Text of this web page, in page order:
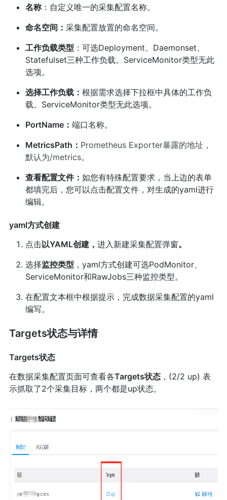
名称：自定义唯一的采集配置名称。
命名空间： 采集配置放置的命名空间。
工作负载类型 ：可选Deployment、Daemonset、
Statefulset三种工作负载。ServiceMonitor类型无此
选项。
选择工作负载： 根据需求选择下拉框中具体的工作负
载。ServiceMonitor类型无此选项。
PortName： 端口名称。
MetricsPath： Prometheus Exporter暴露的地址，
默认为/metrics。
查看配置文件： 如您有特殊配置要求，当上边的表单
都填完后，您可以点击配置文件，对生成的yaml进行
编辑。
yaml方式创建
点击以YAML创建， 进入新建采集配置弹窗。
选择监控类型 ，yaml方式创建可选PodMonitor、
ServiceMonitor和RawJobs三种监控类型。
在配置文本框中根据提示，完成数据采集配置的yaml
编写。
Targets状态与详情
Targets状态
在数据采集配置页面可查看各Targets状态，(2/2 up) 表
示抓取了2个采集目标，两个都是up状态。